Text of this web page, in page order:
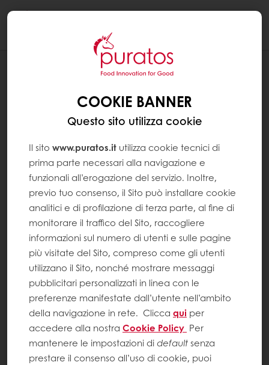
CEREALI E CIOCCOLATO
COOKIE BANNER
Questo sito utilizza cookie
Il sito www.puratos.it utilizza cookie tecnici di
prima parte necessari alla navigazione e
funzionali all’erogazione del servizio. Inoltre,
previo tuo consenso, il Sito può installare cookie
analitici e di profilazione di terza parte, al fine di
monitorare il traffico del Sito, raccogliere
informazioni sul numero di utenti e sulle pagine
più visitate del Sito, compreso come gli utenti
utilizzano il Sito, nonché mostrare messaggi
pubblicitari personalizzati in linea con le
preferenze manifestate dall’utente nell’ambito
della navigazione in rete. Clicca qui per
accedere alla nostra Cookie Policy Per
mantenere le impostazioni didefaultsenza
prestare il consenso all’uso di cookie, puoi